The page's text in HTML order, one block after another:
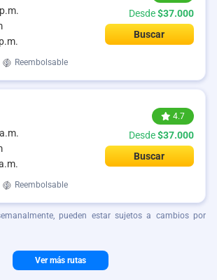
Desde$37.000
Buscar
Reembolsable
4.7
Desde$37.000
Buscar
Reembolsable
pueden estar sujetos a cambios por
Ver más rutas